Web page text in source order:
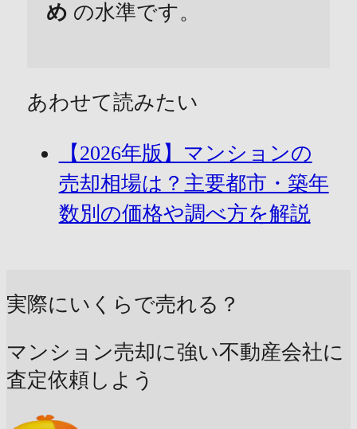
め の水準です。
あわせて読みたい
【2026年版】マンションの
売却相場は？主要都市・築年
数別の価格や調べ方を解説
実際にいくらで売れる？
マンション売却に強い不動産会社に
査定依頼しよう